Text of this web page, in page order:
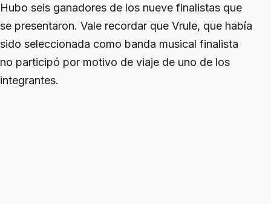
Hubo seis ganadores de los nueve finalistas que
se presentaron. Vale recordar que Vrule, que había
sido seleccionada como banda musical finalista
no participó por motivo de viaje de uno de los
integrantes.